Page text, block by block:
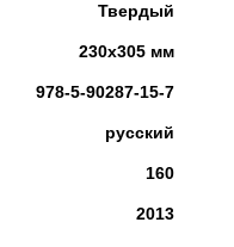
Твердый
230x305 мм
978-5-90287-15-7
русский
160
2013